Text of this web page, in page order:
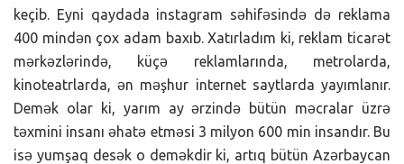
keçib. Eyni qaydada instagram səhifəsində də reklama
400 mindən çox adam baxıb. Xatırladım ki, reklam ticarət
mərkəzlərində, küçə reklamlarında, metrolarda,
kinoteatrlarda, ən məşhur internet saytlarda yayımlanır.
Demək olar ki, yarım ay ərzində bütün məcralar üzrə
təxmini insanı əhatə etməsi 3 milyon 600 min insandır. Bu
isə yumşaq desək o deməkdir ki, artıq bütün Azərbaycan